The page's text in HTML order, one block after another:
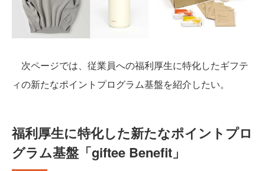
次ページでは、従業員への福利厚生に特化したギフテ
ィの新たなポイントプログラム基盤を紹介したい。
福利厚生に特化した新たなポイントプロ
グラム基盤「giftee Benefit」